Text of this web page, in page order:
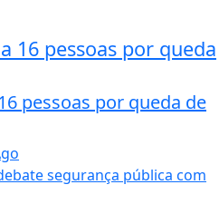
16 pessoas por queda
pessoas por queda de